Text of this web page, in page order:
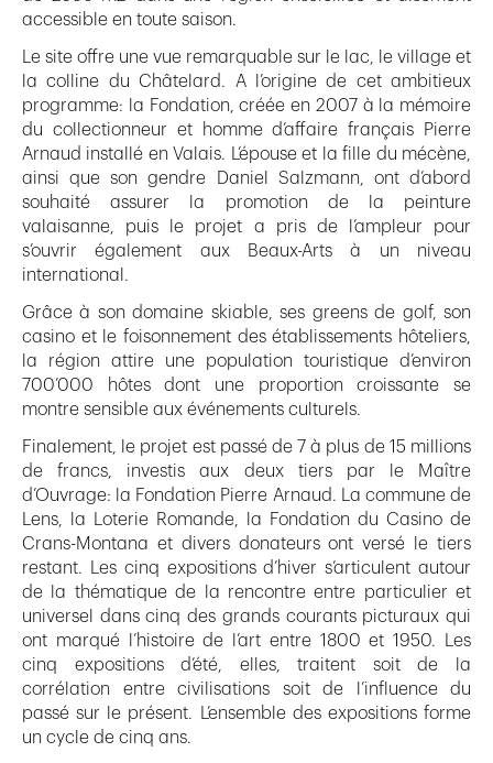
accessible en toute saison.
Le site offre une vue remarquable sur le lac, le village et
la colline du Châtelard. A l’origine de cet ambitieux
programme: la Fondation, créée en 2007 à la mémoire
du collectionneur et homme d’affaire français Pierre
Arnaud installé en Valais. L’épouse et la fille du mécène,
ainsi que son gendre Daniel Salzmann, ont d’abord
souhaité assurer la promotion de la peinture
valaisanne, puis le projet a pris de l’ampleur pour
s’ouvrir également aux Beaux-Arts à un niveau
international.
Grâce à son domaine skiable, ses greens de golf, son
casino et le foisonnement des établissements hôteliers,
la région attire une population touristique d’environ
700’000 hôtes dont une proportion croissante se
montre sensible aux événements culturels.
Finalement, le projet est passé de 7 à plus de 15 millions
de francs, investis aux deux tiers par le Maître
d’Ouvrage: la Fondation Pierre Arnaud. La commune de
Lens, la Loterie Romande, la Fondation du Casino de
Crans-Montana et divers donateurs ont versé le tiers
restant. Les cinq expositions d’hiver s’articulent autour
de la thématique de la rencontre entre particulier et
universel dans cinq des grands courants picturaux qui
ont marqué l’histoire de l’art entre 1800 et 1950. Les
cinq expositions d’été, elles, traitent soit de la
corrélation entre civilisations soit de l’influence du
passé sur le présent. L’ensemble des expositions forme
un cycle de cinq ans.